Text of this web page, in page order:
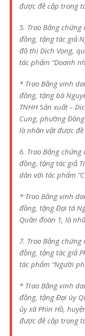
được đề cập trong
5. Trao Bằng
đồng, tặng tác giả
đô thị Dịch Vọng,
tác phẩm “Doanh
* Trao Bằng vinh
đồng, tặng bà
TNHH Sản xuất –
Cung, phường Đông
là nhân vật được
6. Trao Bằng
đồng, tặng tác giả
dân với tác phẩm
* Trao Bằng vinh
đồng, tặng Đại tá
Quân đoàn 1, là
7. Trao Bằng
đồng, tặng tác giả
tác phẩm “Người
* Trao Bằng vinh
đồng, tặng Đại úy
ủy xã Phìn Hồ,
được đề cập trong